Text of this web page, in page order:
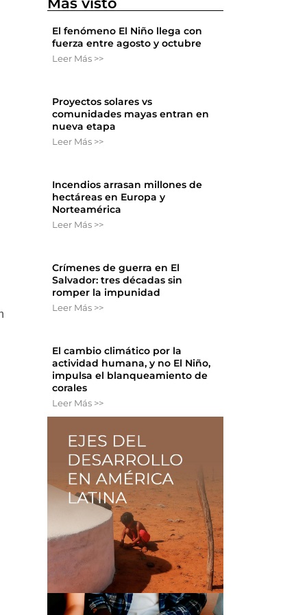
El fenómeno El Niño llega con
fuerza entre agosto y octubre
Leer Más >>
Proyectos solares vs
comunidades mayas entran en
nueva etapa
Leer Más >>
Incendios arrasan millones de
hectáreas en Europa y
Norteamérica
Leer Más >>
Crímenes de guerra en El
Salvador: tres décadas sin
romper la impunidad
Leer Más >>
El cambio climático por la
actividad humana, y no El Niño,
impulsa el blanqueamiento de
corales
Leer Más >>